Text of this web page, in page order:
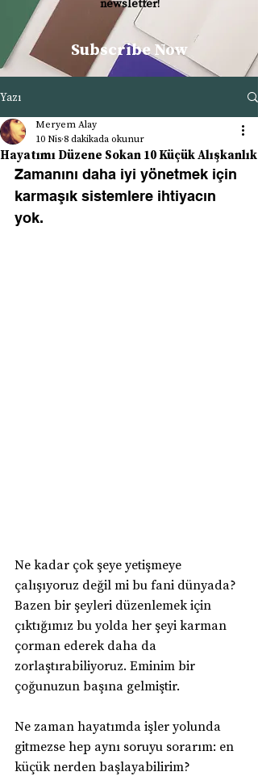
newsletter!
Subscribe Now
Yazı
Hayatımı Düzene Sokan 10 Küçük Alışkanlık
Meryem Alay
10 Nis 8 dakikada okunur
Zamanını daha iyi yönetmek için
karmaşık sistemlere ihtiyacın
yok.
Ne kadar çok şeye yetişmeye
çalışıyoruz değil mi bu fani dünyada?
Bazen bir şeyleri düzenlemek için
çıktığımız bu yolda her şeyi karman
çorman ederek daha da
zorlaştırabiliyoruz. Eminim bir
çoğunuzun başına gelmiştir.
Ne zaman hayatımda işler yolunda
gitmezse hep aynı soruyu sorarım: en
küçük nerden başlayabilirim?